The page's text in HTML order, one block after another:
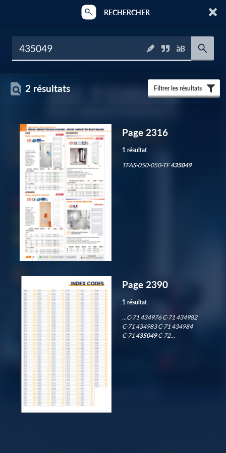
RECHERCHER
2 résultats Filtrer les résultats
Page 2316
1 résultat
TFAS-050-050-TF435049
Page 2390
1 résultat
…C-71 434976 C-71 434982
C-71 434983 C-71 434984
C-71435049C-72…